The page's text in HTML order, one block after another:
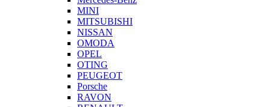
MINI
MITSUBISHI
NISSAN
OMODA
OPEL
OTING
PEUGEOT
Porsche
RAVON